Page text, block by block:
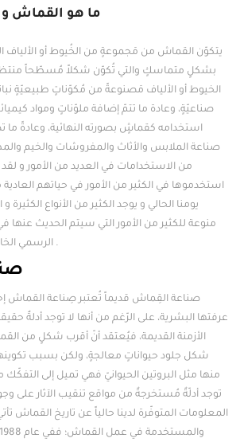
ما هو القماش
يتكوّن القماش من مَجموعةٍ من الخُيوط أو الألياف
بشكلٍ متماسكٍ والتي تُكوّن شكلاً مُسطّحاً
الخيوط أو الألياف مَصنوعةً من مُكوّناتٍ طبيعيّةٍ
صناعيّةٍ، وعادة ما تتمّ إضافة ملوّناتٍ ومواد
استخدامه كقماشٍ بصورته النهائية، وعادةً
صناعة الملابس والأثاث والمفروشات والخيم
من الاستخدامات في العديد من الأمور و
استخدموها في الكثير من الأمور في حياتهم العادية
يومنا الحالي و يوجد الكثير من الأنواع
منوعة للكثير من الأمور التي سيتم الحديث عنها
الرسمي الخاص بشركة جوليا ستايل .
صناعة القِماش قديماً تُعتبر صِناعة القماش
عرفتها البشرية، على الرّغم من أنها لا توجد أدلةٌ
الأزمنة القديمة، فيُعتقد أنّ أقرب شكلٍ من
شكل جلود حيواناتٍ معالجةٍ، ولكن بسبب
منها مثل البروتين الحيوانيّ فهي تميل إلى التفكّك
توجد أدلّةٌ مُستخرجةٌ من مواقع تنقيب الآثار على
المعلومات المتوفّرة لدينا حالياً عن تاريخ القماش